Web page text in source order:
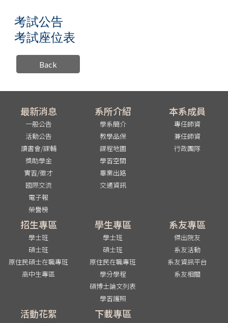
考試公告
考試座位表
Back
最新消息
一般公告
活動公告
讀書會/課輔
獎助學金
實習/徵才
國際交流
電子報
榮譽榜
系所介紹
學系簡介
教學品保
課程地圖
學習空間
畢業出路
交通資訊
本系成員
專任師資
兼任師資
行政團隊
招生專區
學士班
碩士班
原住民碩士在職專班
高中生專區
學生專區
學士班
碩士班
原住民在職專班
學分學程
碩博士論文列表
學習護照
系友專區
傑出院友
系友活動
系友資訊平台
系友相關
活動花絮 下載專區